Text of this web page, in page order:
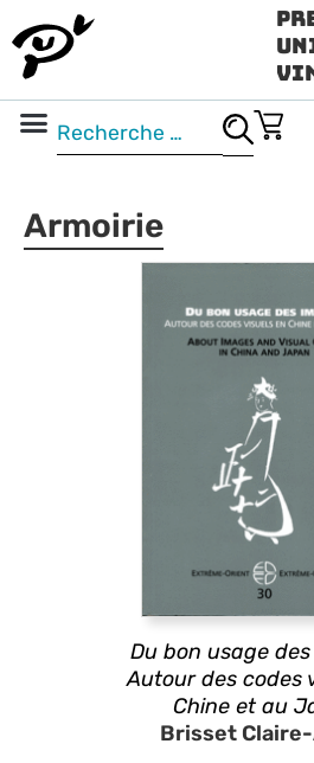
Armoirie
Du bon usage
Autour des codes
Chine et au
Brisset